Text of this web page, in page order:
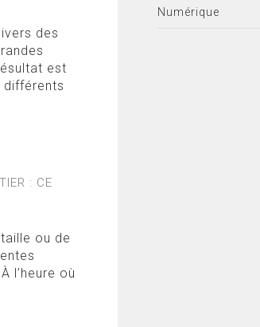
des
est
différents
: CE
ou de
l’heure où
Numérique